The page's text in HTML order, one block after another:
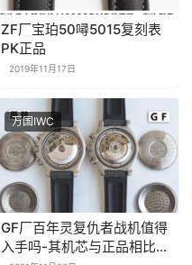
ZF厂宝珀50噚5015复刻表
PK正品
2019年11月17日
万国IWC
GF厂百年灵复仇者战机值得
入手吗-其机芯与正品相比怎